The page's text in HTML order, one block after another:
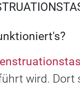
wird. Dort